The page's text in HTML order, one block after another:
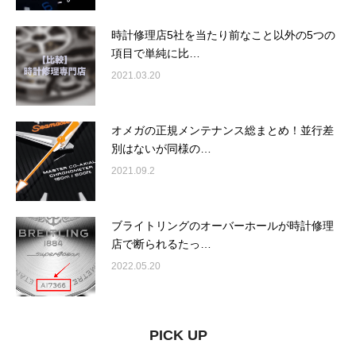
時計修理店5社を当たり前なこと以外の5つの
項目で単純に比…
2021.03.20
オメガの正規メンテナンス総まとめ！並行差
別はないが同様の…
2021.09.2
ブライトリングのオーバーホールが時計修理
店で断られるたっ…
2022.05.20
PICK UP